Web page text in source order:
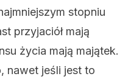
stopniu
przyjaciół mają
życia mają majątek.
nawet jeśli jest to